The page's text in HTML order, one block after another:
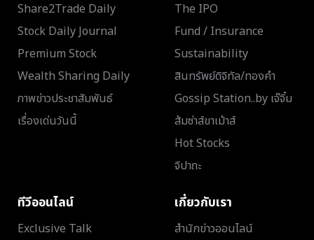
Share2Trade Daily
Stock Daily Journal
Premium Stock
Wealth Sharing Daily
ภาพข่าวประชาสัมพันธ์
เรื่องเด่นวันนี้
The IPO
Fund / Insurance
Sustainability
สินทรัพย์ดิจิทัล/ทองคำ
Gossip Station..by เจ๊จิ๋ม
ส้มซ่าส์ขาเม้าส์
Hot Stocks
จิปาถะ
ทีวีออนไลน์
Exclusive Talk
เกี่ยวกับเรา
สำนักข่าวออนไลน์